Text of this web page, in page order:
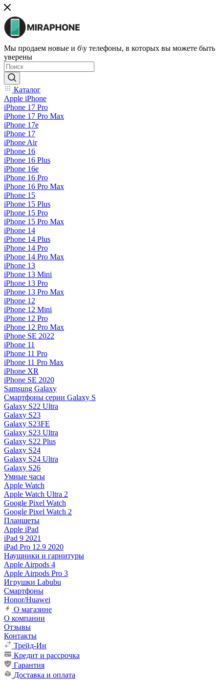
Мы продаем новые и б\у телефоны, в которых вы можете быть
уверены
Каталог
Apple iPhone
iPhone 17 Pro
iPhone 17 Pro Max
iPhone 17e
iPhone 17
iPhone Air
iPhone 16
iPhone 16 Plus
iPhone 16e
iPhone 16 Pro
iPhone 16 Pro Max
iPhone 15
iPhone 15 Plus
iPhone 15 Pro
iPhone 15 Pro Max
iPhone 14
iPhone 14 Plus
iPhone 14 Pro
iPhone 14 Pro Max
iPhone 13
iPhone 13 Mini
iPhone 13 Pro
iPhone 13 Pro Max
iPhone 12
iPhone 12 Mini
iPhone 12 Pro
iPhone 12 Pro Max
iPhone SE 2022
iPhone 11
iPhone 11 Pro
iPhone 11 Pro Max
iPhone XR
iPhone SE 2020
Samsung Galaxy
Смартфоны серии Galaxy S
Galaxy S22 Ultra
Galaxy S23
Galaxy S23FE
Galaxy S23 Ultra
Galaxy S22 Plus
Galaxy S24
Galaxy S24 Ultra
Galaxy S26
Умные часы
Apple Watch
Apple Watch Ultra 2
Google Pixel Watch
Google Pixel Watch 2
Планшеты
Apple iPad
iPad 9 2021
iPad Pro 12.9 2020
Наушники и гарнитуры
Apple Airpods 4
Apple Airpods Pro 3
Игрушки Labubu
Смартфоны
Honor/Huawei
О магазине
О компании
Отзывы
Контакты
Трейд-Ин
Кредит и рассрочка
Гарантия
Доставка и оплата